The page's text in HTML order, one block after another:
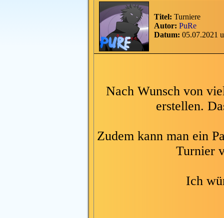
Titel: Turniere
Autor: PuRe
Datum: 05.07.2021
Nach Wunsch von
erstellen.
Zudem kann man ein
Turnier
Ich